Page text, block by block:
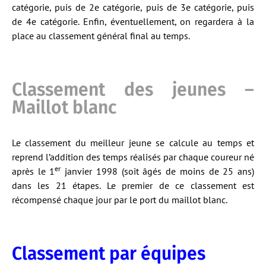
catégorie, puis de 2e catégorie, puis de 3e catégorie, puis
de 4e catégorie. Enfin, éventuellement, on regardera à la
place au classement général final au temps.
Classement des jeunes –
Maillot blanc
Le classement du meilleur jeune se calcule au temps et
reprend l’addition des temps réalisés par chaque coureur né
après le 1er janvier 1998 (soit âgés de moins de 25 ans)
dans les 21 étapes. Le premier de ce classement est
récompensé chaque jour par le port du maillot blanc.
Classement par équipes